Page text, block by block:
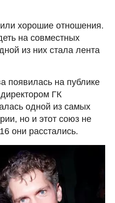
хорошие отношения.
на совместных
из них стала лента
появилась на публике
ГК
одной из самых
но и этот союз не
они расстались.